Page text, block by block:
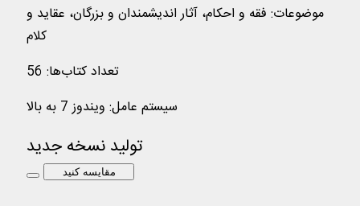
موضوعات: فقه و احکام، آثار اندیشمندان و بزرگان، عقاید و
كلام
تعداد کتاب‌ها:
56
سیستم عامل: ویندوز 7 به بالا
تولید نسخه جدید
مقایسه کنید